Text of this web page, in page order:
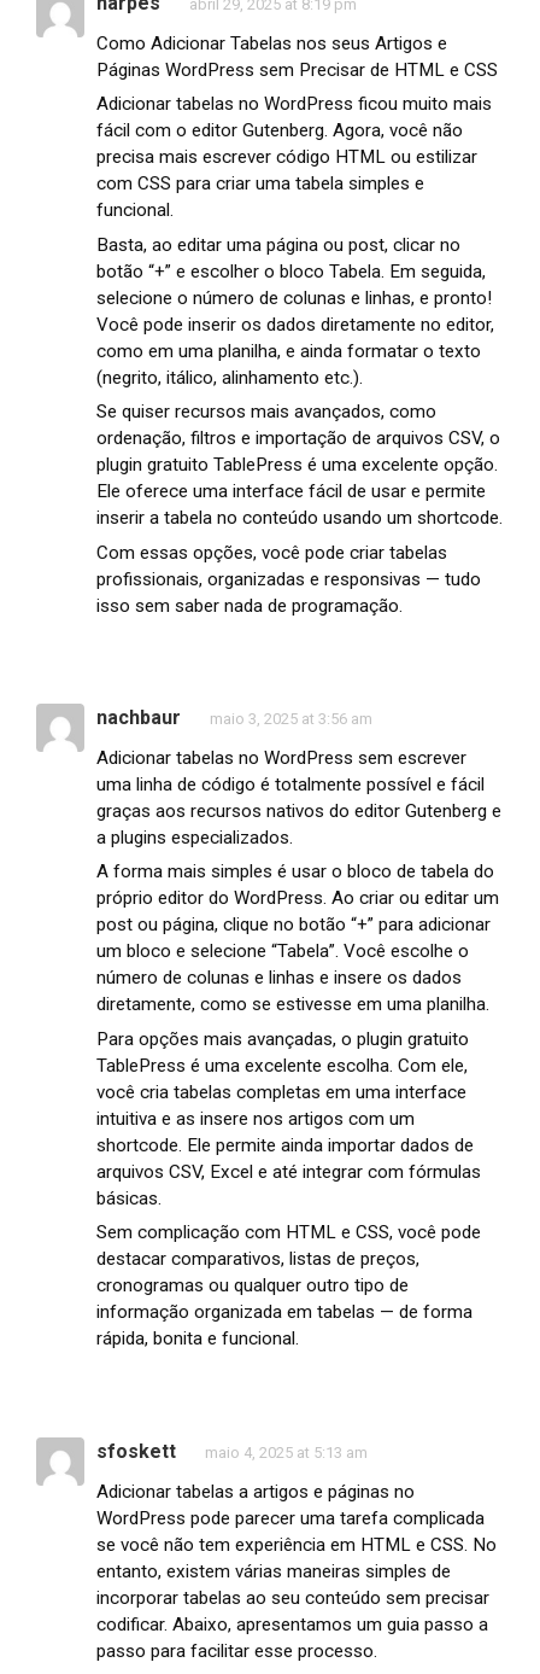
abril 29, 2025 at 8:19 pm
Como Adicionar Tabelas nos seus Artigos e
Páginas WordPress sem Precisar de HTML e CSS
Adicionar tabelas no WordPress ficou muito mais
fácil com o editor Gutenberg. Agora, você não
precisa mais escrever código HTML ou estilizar
com CSS para criar uma tabela simples e
funcional.
Basta, ao editar uma página ou post, clicar no
botão “+” e escolher o bloco Tabela. Em seguida,
selecione o número de colunas e linhas, e pronto!
Você pode inserir os dados diretamente no editor,
como em uma planilha, e ainda formatar o texto
(negrito, itálico, alinhamento etc.).
Se quiser recursos mais avançados, como
ordenação, filtros e importação de arquivos CSV, o
plugin gratuito TablePress é uma excelente opção.
Ele oferece uma interface fácil de usar e permite
inserir a tabela no conteúdo usando um shortcode.
Com essas opções, você pode criar tabelas
profissionais, organizadas e responsivas — tudo
isso sem saber nada de programação.
nachbaur maio 3, 2025 at 3:56 am
Adicionar tabelas no WordPress sem escrever
uma linha de código é totalmente possível e fácil
graças aos recursos nativos do editor Gutenberg e
a plugins especializados.
A forma mais simples é usar o bloco de tabela do
próprio editor do WordPress. Ao criar ou editar um
post ou página, clique no botão “+” para adicionar
um bloco e selecione “Tabela”. Você escolhe o
número de colunas e linhas e insere os dados
diretamente, como se estivesse em uma planilha.
Para opções mais avançadas, o plugin gratuito
TablePress é uma excelente escolha. Com ele,
você cria tabelas completas em uma interface
intuitiva e as insere nos artigos com um
shortcode. Ele permite ainda importar dados de
arquivos CSV, Excel e até integrar com fórmulas
básicas.
Sem complicação com HTML e CSS, você pode
destacar comparativos, listas de preços,
cronogramas ou qualquer outro tipo de
informação organizada em tabelas — de forma
rápida, bonita e funcional.
sfoskett maio 4, 2025 at 5:13 am
Adicionar tabelas a artigos e páginas no
WordPress pode parecer uma tarefa complicada
se você não tem experiência em HTML e CSS. No
entanto, existem várias maneiras simples de
incorporar tabelas ao seu conteúdo sem precisar
codificar. Abaixo, apresentamos um guia passo a
passo para facilitar esse processo.